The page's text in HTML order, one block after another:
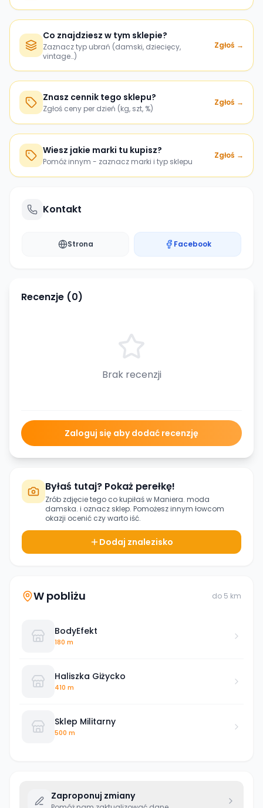
Co znajdziesz w tym sklepie?
Zaznacz typ ubrań (damski, dziecięcy,
vintage…)
Zgłoś →
Znasz cennik tego sklepu?
Zgłoś ceny per dzień (kg, szt, %)
Zgłoś →
Wiesz jakie marki tu kupisz?
Pomóż innym - zaznacz marki i typ sklepu
Zgłoś →
Kontakt
Strona Facebook
Recenzje (0)
Brak recenzji
Zaloguj się aby dodać recenzję
Byłaś tutaj? Pokaż perełkę!
Zrób zdjęcie tego co kupiłaś wManiera. moda
damska. i oznacz sklep. Pomożesz innym łowcom
okazji ocenić czy warto iść.
Dodaj znalezisko
W pobliżu do 5 km
BodyEfekt
180 m
Haliszka Giżycko
410 m
Sklep Militarny
500 m
Zaproponuj zmiany